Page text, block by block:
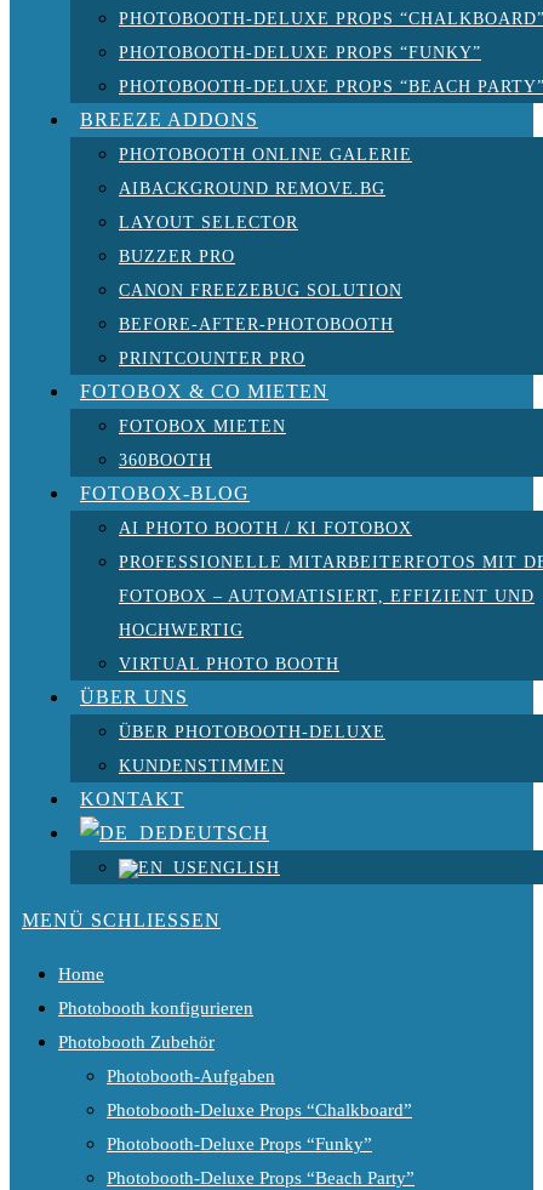
PHOTOBOOTH-DELUXE PROPS
PHOTOBOOTH-DELUXE PROPS “FUNKY”
PHOTOBOOTH-DELUXE PROPS “BEACH
BREEZE ADDONS
PHOTOBOOTH ONLINE GALERIE
AIBACKGROUND REMOVE.BG
LAYOUT SELECTOR
BUZZER PRO
CANON FREEZEBUG SOLUTION
BEFORE-AFTER-PHOTOBOOTH
PRINTCOUNTER PRO
FOTOBOX & CO MIETEN
FOTOBOX MIETEN
360BOOTH
FOTOBOX-BLOG
AI PHOTO BOOTH / KI FOTOBOX
PROFESSIONELLE MITARBEITERFOTOS MIT
FOTOBOX – AUTOMATISIERT, EFFIZIENT UND
HOCHWERTIG
VIRTUAL PHOTO BOOTH
ÜBER UNS
ÜBER PHOTOBOOTH-DELUXE
KUNDENSTIMMEN
KONTAKT
DEUTSCH
ENGLISH
MENÜ SCHLIESSEN
Home
Photobooth konfigurieren
Photobooth Zubehör
Photobooth-Aufgaben
Photobooth-Deluxe Props “Chalkboard”
Photobooth-Deluxe Props “Funky”
Photobooth-Deluxe Props “Beach Party”